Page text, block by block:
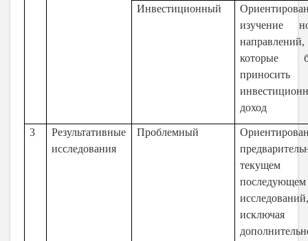
Инвестиционный
изучение
направлений,
которые
приносить
доход
3
Результативные
исследования
Проблемный
последующем
исключая